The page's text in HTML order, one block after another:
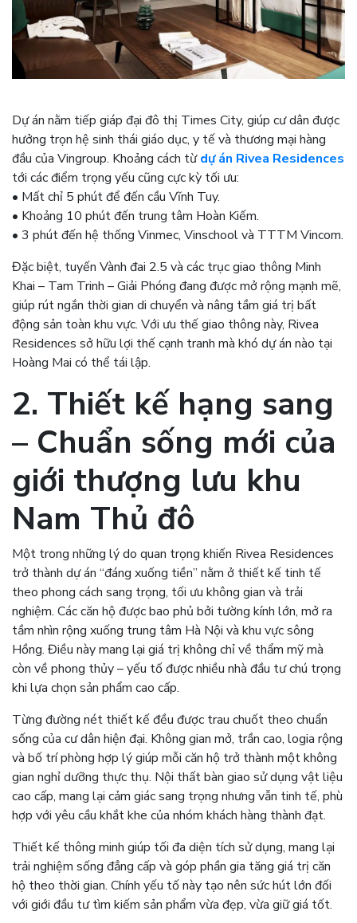
Dự án nằm tiếp giáp đại đô thị Times City, giúp cư dân được
hưởng trọn hệ sinh thái giáo dục, y tế và thương mại hàng
đầu của Vingroup. Khoảng cách từdự án Rivea Residences
tới các điểm trọng yếu cũng cực kỳ tối ưu:
• Mất chỉ 5 phút để đến cầu Vĩnh Tuy.
• Khoảng 10 phút đến trung tâm Hoàn Kiếm.
• 3 phút đến hệ thống Vinmec, Vinschool và TTTM Vincom.
Đặc biệt, tuyến Vành đai 2.5 và các trục giao thông Minh
Khai – Tam Trinh – Giải Phóng đang được mở rộng mạnh mẽ,
giúp rút ngắn thời gian di chuyển và nâng tầm giá trị bất
động sản toàn khu vực. Với ưu thế giao thông này, Rivea
Residences sở hữu lợi thế cạnh tranh mà khó dự án nào tại
Hoàng Mai có thể tái lập.
2. Thiết kế hạng sang
– Chuẩn sống mới của
giới thượng lưu khu
Nam Thủ đô
Một trong những lý do quan trọng khiến Rivea Residences
trở thành dự án “đáng xuống tiền” nằm ở thiết kế tinh tế
theo phong cách sang trọng, tối ưu không gian và trải
nghiệm. Các căn hộ được bao phủ bởi tường kính lớn, mở ra
tầm nhìn rộng xuống trung tâm Hà Nội và khu vực sông
Hồng. Điều này mang lại giá trị không chỉ về thẩm mỹ mà
còn về phong thủy – yếu tố được nhiều nhà đầu tư chú trọng
khi lựa chọn sản phẩm cao cấp.
Từng đường nét thiết kế đều được trau chuốt theo chuẩn
sống của cư dân hiện đại. Không gian mở, trần cao, logia rộng
và bố trí phòng hợp lý giúp mỗi căn hộ trở thành một không
gian nghỉ dưỡng thực thụ. Nội thất bàn giao sử dụng vật liệu
cao cấp, mang lại cảm giác sang trọng nhưng vẫn tinh tế, phù
hợp với yêu cầu khắt khe của nhóm khách hàng thành đạt.
Thiết kế thông minh giúp tối đa diện tích sử dụng, mang lại
trải nghiệm sống đẳng cấp và góp phần gia tăng giá trị căn
hộ theo thời gian. Chính yếu tố này tạo nên sức hút lớn đối
với giới đầu tư tìm kiếm sản phẩm vừa đẹp, vừa giữ giá tốt.